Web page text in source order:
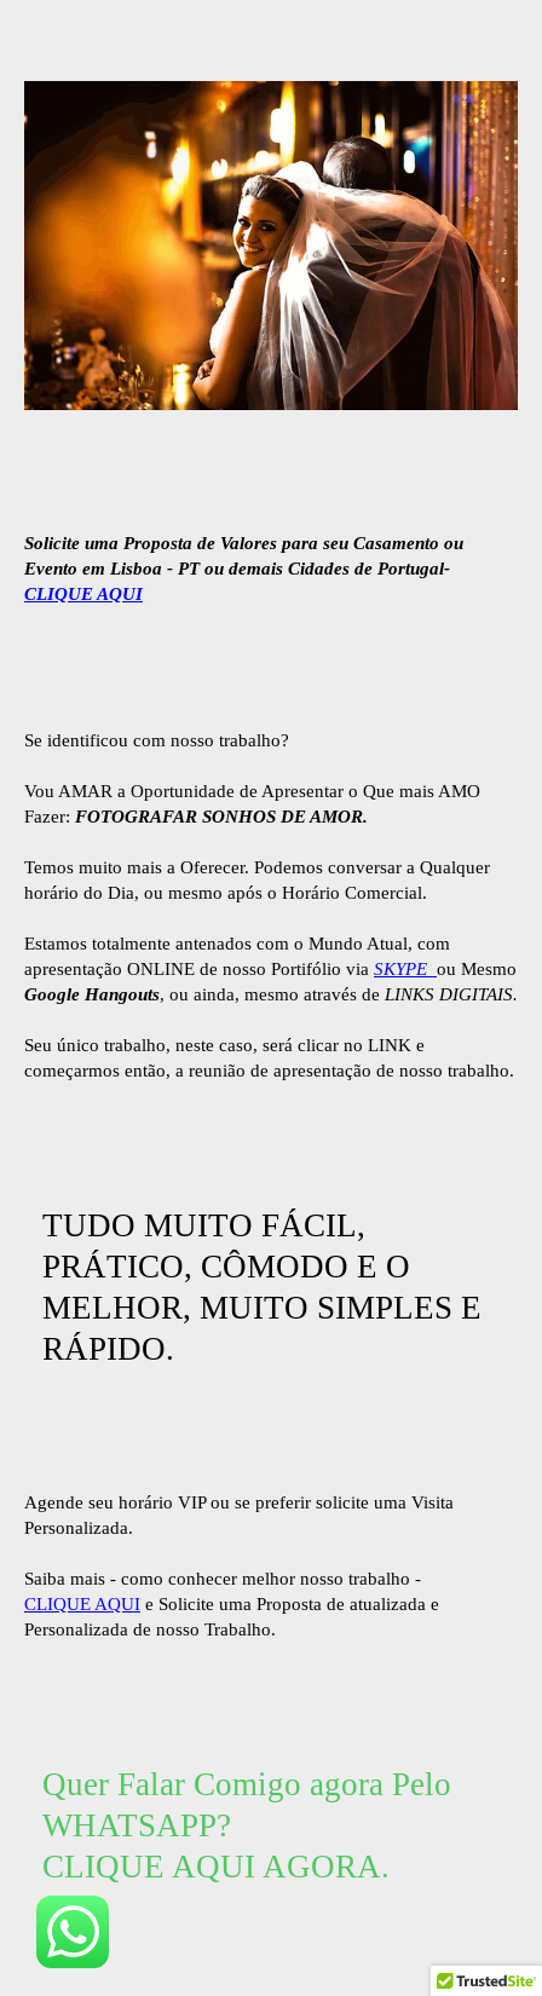
Solicite uma Proposta de Valores para seu Casamento ou
Evento em Lisboa - PT ou demais Cidades de Portugal-
CLIQUE AQUI
Se identificou com nosso trabalho?
Vou AMAR a Oportunidade de Apresentar o Que mais AMO
Fazer: FOTOGRAFAR SONHOS DE AMOR.
Temos muito mais a Oferecer. Podemos conversar a Qualquer
horário do Dia, ou mesmo após o Horário Comercial.
Estamos totalmente antenados com o Mundo Atual, com
apresentação ONLINE de nosso Portifólio via SKYPE ou Mesmo
Google Hangouts, ou ainda, mesmo através de LINKS DIGITAIS.
Seu único trabalho, neste caso, será clicar no LINK e
começarmos então, a reunião de apresentação de nosso trabalho.
TUDO MUITO FÁCIL,
PRÁTICO, CÔMODO E O
MELHOR, MUITO SIMPLES E
RÁPIDO.
Agende seu horário VIP ou se preferir solicite uma Visita
Personalizada.
Saiba mais - como conhecer melhor nosso trabalho -
CLIQUE AQUI e Solicite uma Proposta de atualizada e
Personalizada de nosso Trabalho.
Quer Falar Comigo agora Pelo
WHATSAPP?
CLIQUE AQUI AGORA.